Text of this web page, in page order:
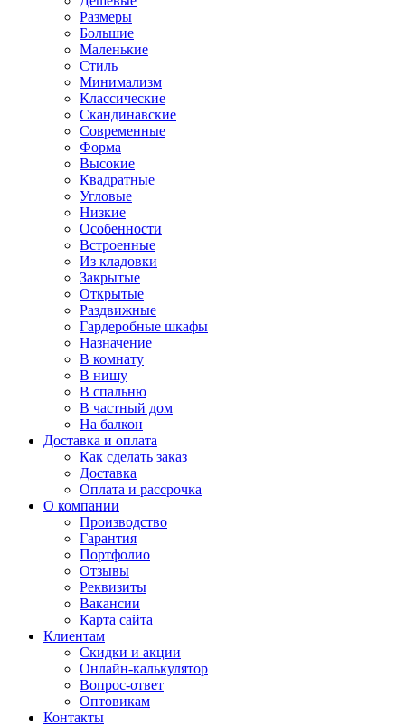
Размеры
Большие
Маленькие
Стиль
Минимализм
Классические
Скандинавские
Современные
Форма
Высокие
Квадратные
Угловые
Низкие
Особенности
Встроенные
Из кладовки
Закрытые
Открытые
Раздвижные
Гардеробные шкафы
Назначение
В комнату
В нишу
В спальню
В частный дом
На балкон
Доставка и оплата
Как сделать заказ
Доставка
Оплата и рассрочка
О компании
Производство
Гарантия
Портфолио
Отзывы
Реквизиты
Вакансии
Карта сайта
Клиентам
Скидки и акции
Онлайн-калькулятор
Вопрос-ответ
Оптовикам
Контакты